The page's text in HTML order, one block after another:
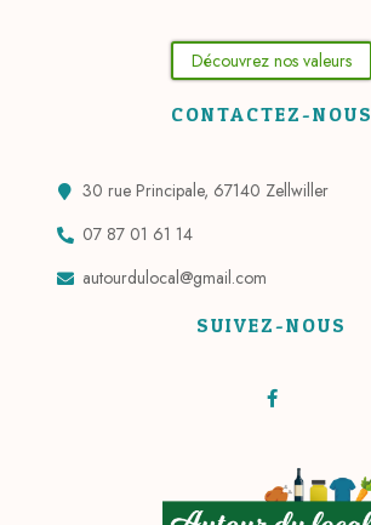
Découvrez nos valeurs
CONTACTEZ-NOUS
30 rue Principale, 67140 Zellwiller
07 87 01 61 14
autourdulocal@gmail.com
SUIVEZ-NOUS